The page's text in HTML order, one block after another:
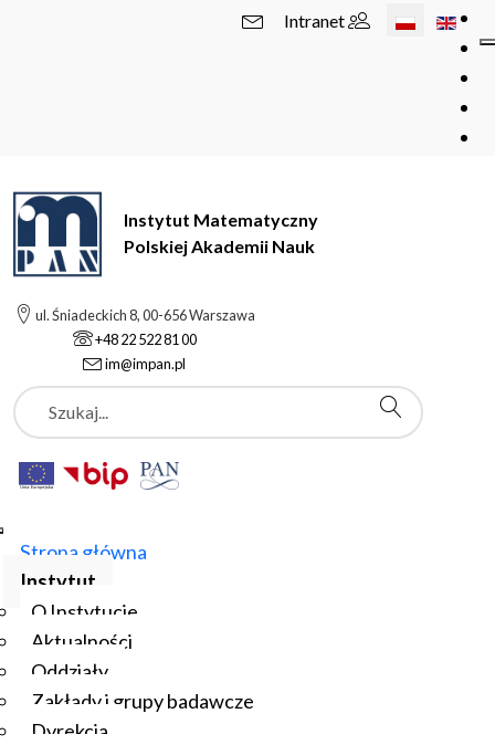
Wybierz swój
Intranet
Instytut Matematyczny
Polskiej Akademii Nauk
ul. Śniadeckich 8, 00-656 Warszawa
+48 22 522 81 00
im@impan.pl
Szukaj
Strona główna
Instytut
O Instytucie
Aktualności
Oddziały
Zakłady i grupy badawcze
Dyrekcja